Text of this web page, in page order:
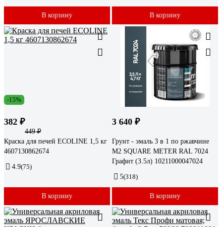
В корзину В корзину
-15%
382 ₽
449 ₽
Краска для печей ECOLINE 1,5 кг
4607130862674
4.9(75)
В корзину
3 640 ₽
Грунт - эмаль 3 в 1 по ржавчине
M2 SQUARE METER RAL 7024
Графит (3.5л) 10211000047024
5(318)
В корзину